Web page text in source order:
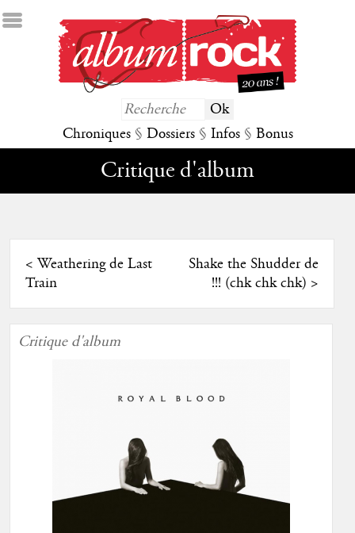
Chroniques § Dossiers § Infos § Bonus
Critique d'album
< Weathering de Last
Train
Shake the Shudder de
!!! (chk chk chk) >
Critique d'album